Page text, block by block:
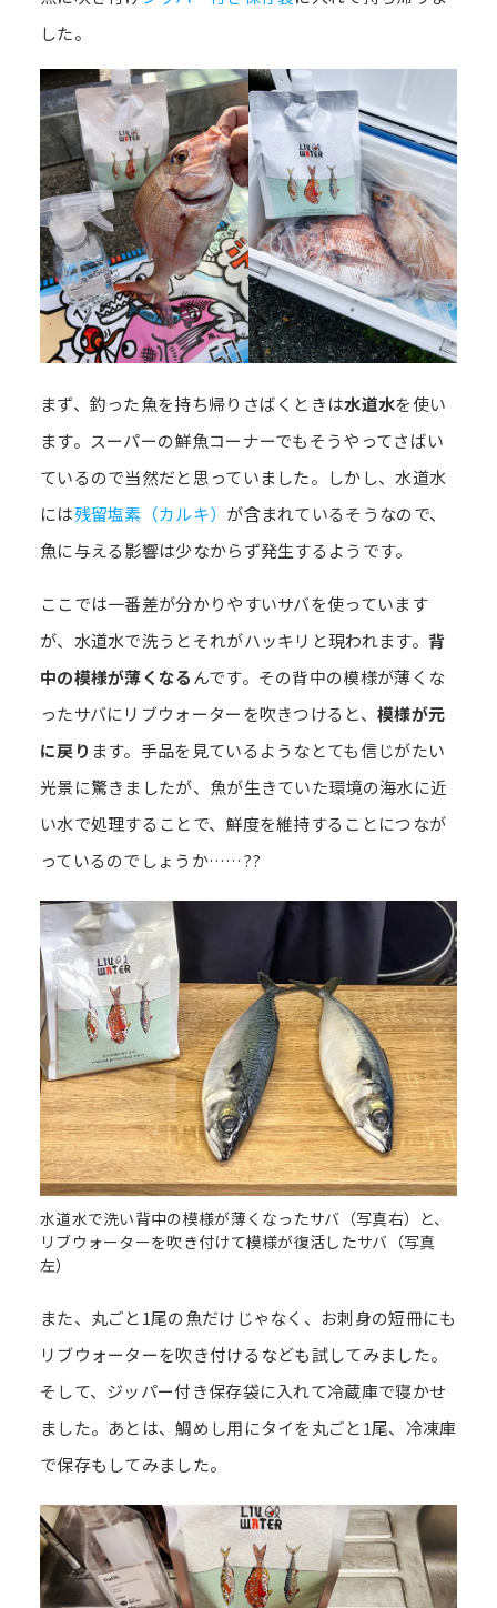
した。
まず、釣った魚を持ち帰りさばくときは水道水を使い
ます。スーパーの鮮魚コーナーでもそうやってさばい
ているので当然だと思っていました。しかし、水道水
には残留塩素（カルキ） が含まれているそうなので、
魚に与える影響は少なからず発生するようです。
ここでは一番差が分かりやすいサバを使っています
が、水道水で洗うとそれがハッキリと現われます。 背
中の模様が薄くなるんです。その背中の模様が薄くな
ったサバにリブウォーターを吹きつけると、 模様が元
に戻り ます。手品を見ているようなとても信じがたい
光景に驚きましたが、魚が生きていた環境の海水に近
い水で処理することで、鮮度を維持することにつなが
っているのでしょうか……??
水道水で洗い背中の模様が薄くなったサバ（写真右）と、
リブウォーターを吹き付けて模様が復活したサバ（写真
左）
また、丸ごと1尾の魚だけじゃなく、お刺身の短冊にも
リブウォーターを吹き付けるなども試してみました。
そして、ジッパー付き保存袋に入れて冷蔵庫で寝かせ
ました。あとは、鯛めし用にタイを丸ごと1尾、冷凍庫
で保存もしてみました。